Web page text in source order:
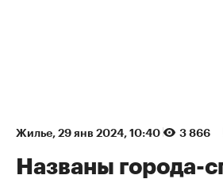
Жилье⁠, 29 янв 2024, 10:40 3 866
Названы города-